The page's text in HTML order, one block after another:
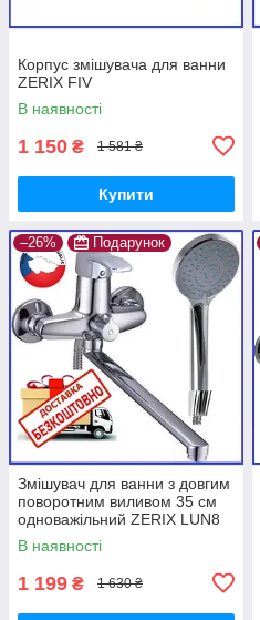
Корпус змішувача для ванни
ZERIX FIV
В наявності
1 150 ₴ 1 581 ₴
Купити
–26% Подарунок
Змішувач для ванни з довгим
поворотним виливом 35 см
одноважільний ZERIX LUN8
288 Зерикс
В наявності
1 199 ₴ 1 630 ₴